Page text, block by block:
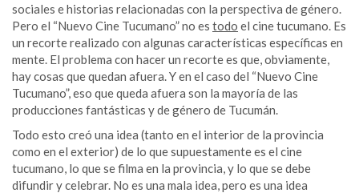
sociales e historias relacionadas con la perspectiva de género.
Pero el “Nuevo Cine Tucumano” no es todo el cine tucumano. Es
un recorte realizado con algunas características específicas en
mente. El problema con hacer un recorte es que, obviamente,
hay cosas que quedan afuera. Y en el caso del “Nuevo Cine
Tucumano”, eso que queda afuera son la mayoría de las
producciones fantásticas y de género de Tucumán.
Todo esto creó una idea (tanto en el interior de la provincia
como en el exterior) de lo que supuestamente es el cine
tucumano, lo que se filma en la provincia, y lo que se debe
difundir y celebrar. No es una mala idea, pero es una idea